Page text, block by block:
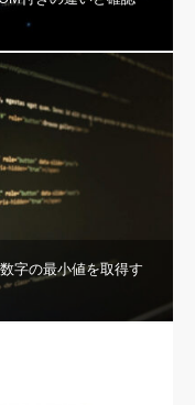
字の最小値を取得す